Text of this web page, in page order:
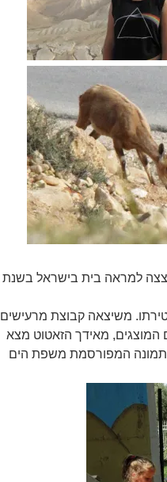
למראה בית בישראל בשנת
על פטירתו. משיצאה קבוצת מרעישים
המוצגים, מאידך הזאטוט מצא
המפורסמת משפת הים